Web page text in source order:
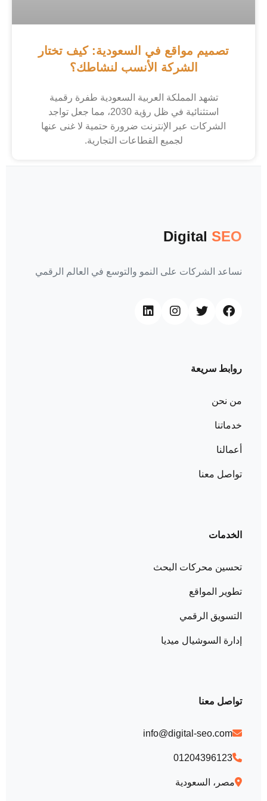
تصميم مواقع في السعودية: كيف تختار
الشركة الأنسب لنشاطك؟
تشهد المملكة العربية السعودية طفرة رقمية
استثنائية في ظل رؤية 2030، مما جعل تواجد
الشركات عبر الإنترنت ضرورة حتمية لا غنى عنها
لجميع القطاعات التجارية.
DigitalSEO
نساعد الشركات على النمو والتوسع في العالم الرقمي
روابط سريعة
من نحن
خدماتنا
أعمالنا
تواصل معنا
الخدمات
تحسين محركات البحث
تطوير المواقع
التسويق الرقمي
إدارة السوشيال ميديا
تواصل معنا
info@digital-seo.com
01204396123
مصر، السعودية